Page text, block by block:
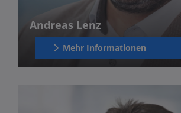
Andreas Lenz
Mehr Informationen